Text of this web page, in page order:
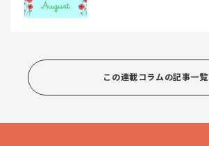
この連載コラムの記事一覧